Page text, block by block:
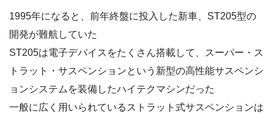
1995年になると、前年終盤に投入した新車、ST205型の
開発が難航していた
ST205は電子デバイスをたくさん搭載して、スーパー・ス
トラット・サスペンションという新型の高性能サスペンシ
ョンシステムを装備したハイテクマシンだった
一般に広く用いられているストラット式サスペンションは